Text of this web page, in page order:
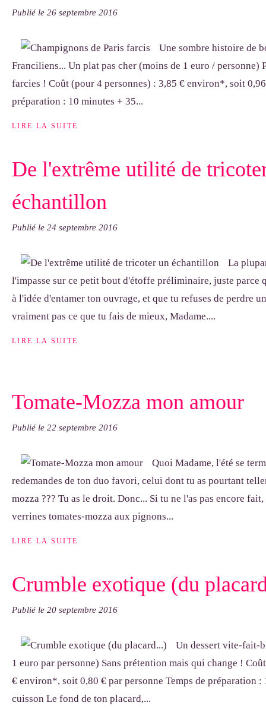
Publié le 26 septembre 2016
Une sombre histoire de
Franciliens... Un plat pas cher (moins de 1 euro / personne)
farcies ! Coût (pour 4 personnes) : 3,85 € environ*, soit
préparation : 10 minutes + 35...
LIRE LA SUITE
De l'extrême utilité de
échantillon
Publié le 24 septembre 2016
La
l'impasse sur ce petit bout d'étoffe préliminaire, juste parce
à l'idée d'entamer ton ouvrage, et que tu refuses de perdre
vraiment pas ce que tu fais de mieux, Madame....
LIRE LA SUITE
Tomate-Mozza mon amour
Publié le 22 septembre 2016
Quoi Madame, l'été se
redemandes de ton duo favori, celui dont tu as pourtant
mozza ??? Tu as le droit. Donc... Si tu ne l'as pas encore
verrines tomates-mozza aux pignons...
LIRE LA SUITE
Crumble exotique (du
Publié le 20 septembre 2016
Un dessert vite-fait-
1 euro par personne) Sans prétention mais qui change !
€ environ*, soit 0,80 € par personne Temps de préparation :
cuisson Le fond de ton placard,...